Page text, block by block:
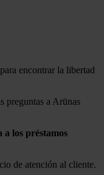
encontrar la libertad
preguntas a Arūnas
los préstamos
de atención al cliente.